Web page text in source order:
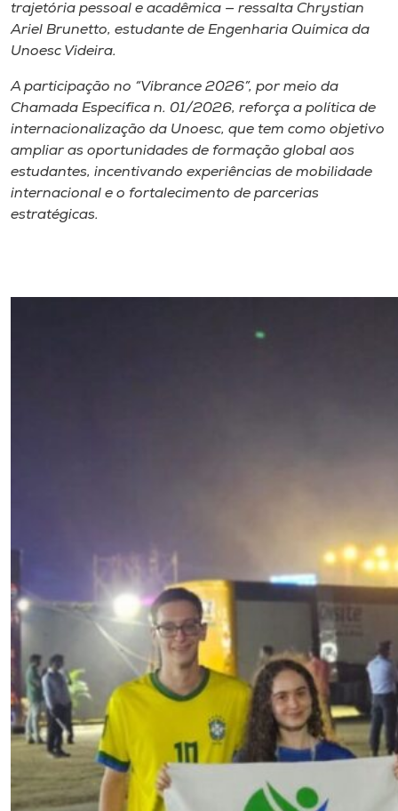
trajetória pessoal e acadêmica — ressalta Chrystian
Ariel Brunetto, estudante de Engenharia Química da
Unoesc Videira.
A participação no “Vibrance 2026”, por meio da
Chamada Específica n. 01/2026, reforça a política de
internacionalização da Unoesc, que tem como objetivo
ampliar as oportunidades de formação global aos
estudantes, incentivando experiências de mobilidade
internacional e o fortalecimento de parcerias
estratégicas.